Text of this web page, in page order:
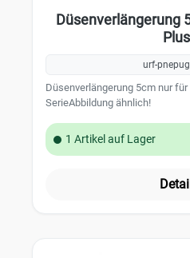
Düsenverlängerung
urf-
Düsenverlängerung 5cm nur
SerieAbbildung ähnlich!
1 Artikel auf Lager